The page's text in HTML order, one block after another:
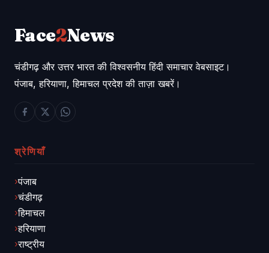
Face2News
चंडीगढ़ और उत्तर भारत की विश्वसनीय हिंदी समाचार वेबसाइट।
पंजाब, हरियाणा, हिमाचल प्रदेश की ताज़ा खबरें।
श्रेणियाँ
पंजाब
चंडीगढ़
हिमाचल
हरियाणा
राष्ट्रीय